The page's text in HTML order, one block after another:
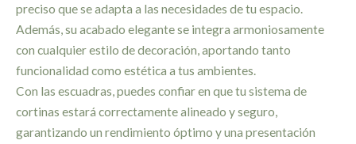
preciso que se adapta a las necesidades de tu espacio.
Además, su acabado elegante se integra armoniosamente
con cualquier estilo de decoración, aportando tanto
funcionalidad como estética a tus ambientes.
Con las escuadras, puedes confiar en que tu sistema de
cortinas estará correctamente alineado y seguro,
garantizando un rendimiento óptimo y una presentación